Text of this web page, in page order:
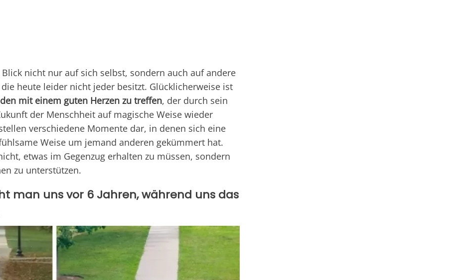
nicht nur auf sich selbst, sondern auch auf andere
heute leider nicht jeder besitzt. Glücklicherweise ist
mit einem guten Herzen zu treffen, der durch sein
der Menschheit auf magische Weise wieder
verschiedene Momente dar, in denen sich eine
Weise um jemand anderen gekümmert hat.
etwas im Gegenzug erhalten zu müssen, sondern
zu unterstützen.
man uns vor 6 Jahren, während uns das